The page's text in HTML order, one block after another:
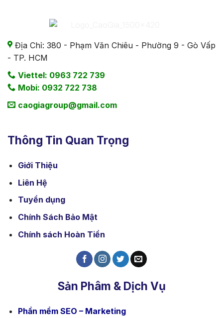
Địa Chỉ: 380 - Phạm Văn Chiêu - Phường 9 - Gò Vấp
- TP. HCM
Viettel: 0963 722 739
Mobi: 0932 722 738
caogiagroup@gmail.com
Thông Tin Quan Trọng
Giới Thiệu
Liên Hệ
Tuyển dụng
Chính Sách Bảo Mật
Chính sách Hoàn Tiền
Sản Phâm & Dịch Vụ
Phần mềm SEO – Marketing